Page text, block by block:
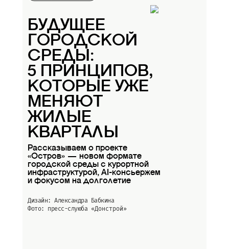
БУДУЩЕЕ
ГОРОДСКОЙ
СРЕДЫ:
5 ПРИНЦИПОВ,
КОТОРЫЕ УЖЕ
МЕНЯЮТ
ЖИЛЫЕ
КВАРТАЛЫ
Рассказываем о проекте
«Остров» — новом формате
городской среды с курортной
инфраструктурой, AI-консьержем
и фокусом на долголетие
Дизайн: Александра Бабкина
Фото: пресс-слуюба «Донстрой»